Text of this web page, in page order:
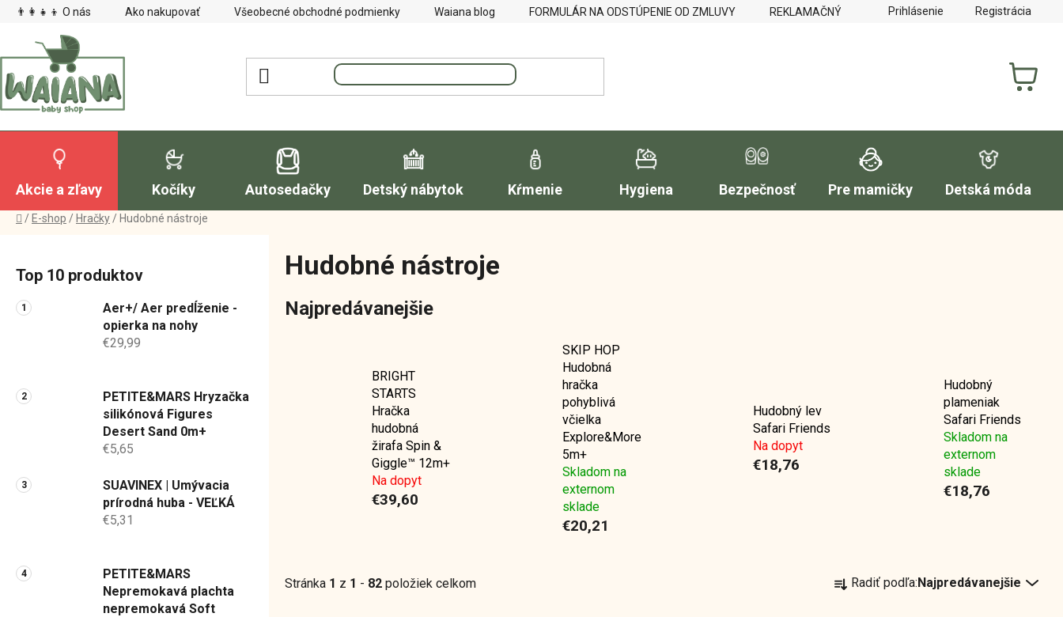
Prejsť👨‍👩‍👧‍👦 O nás Ako nakupovať Všeobecné obchodné podmienky Waiana blog FORMULÁR NA ODSTÚPENIE OD ZMLUVY REKLAMAČNÝ PORIADOK FORMULÁR NA
Prihlásenie Registrácia
KOŠÍK
Akcie a zľavy Kočíky Autosedačky Detský nábytok Kŕmenie Hygiena Bezpečnosť Pre mamičky Detská móda
Domov
/ E-shop / Hračky / Hudobné nástroje
Top 10 produktov
Aer+/ Aer predĺženie -
opierka na nohy
€29,99
PETITE&MARS Hryzačka
silikónová Figures
Desert Sand 0m+
€5,65
SUAVINEX | Umývacia
prírodná huba - VEĽKÁ
€5,31
PETITE&MARS
Nepremokavá plachta
nepremokavá Soft
Hudobné nástroje
Najpredávanejšie
BRIGHT
STARTS
Hračka
hudobná
žirafa Spin &
Giggle™ 12m+
Na dopyt
€39,60
SKIP HOP
Hudobná
hračka
pohyblivá
včielka
Explore&More
5m+
Skladom na
externom
sklade
€20,21
Hudobný lev
Safari Friends
Na dopyt
€18,76
Hudobný
plameniak
Safari Friends
Skladom na
externom
sklade
€18,76
Stránka 1 z 1 - 82 položiek celkom
a
Radiť podľa: Najpredávanejšie